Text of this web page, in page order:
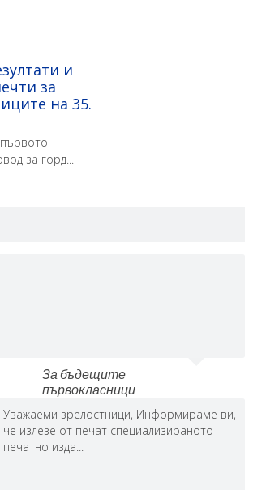
Пролетно почистване на училищния
системата за контрол на достъпа
и
за
на 35.
за горд...
За бъдещите
първокласници
Уважаеми зрелостници, Информираме ви,
че излезе от печат специализираното
печатно изда...